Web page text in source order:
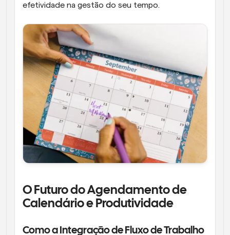
efetividade na gestão do seu tempo.
O Futuro do Agendamento de
Calendário e Produtividade
Como a Integração de Fluxo de Trabalho